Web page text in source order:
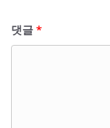
댓글*